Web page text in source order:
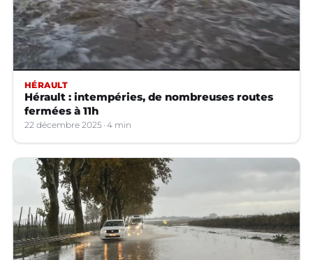
HÉRAULT
Hérault : intempéries, de nombreuses routes
fermées à 11h
22 décembre 2025 4 min